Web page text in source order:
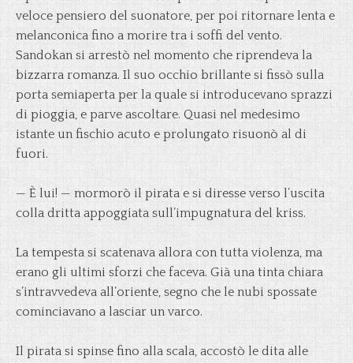
veloce pensiero del suonatore, per poi ritornare lenta e
melanconica fino a morire tra i soffi del vento.
Sandokan si arrestò nel momento che riprendeva la
bizzarra romanza. Il suo occhio brillante si fissò sulla
porta semiaperta per la quale si introducevano sprazzi
di pioggia, e parve ascoltare. Quasi nel medesimo
istante un fischio acuto e prolungato risuonò al di
fuori.
— È lui! — mormorò il pirata e si diresse verso l’uscita
colla dritta appoggiata sull’impugnatura del kriss.
La tempesta si scatenava allora con tutta violenza, ma
erano gli ultimi sforzi che faceva. Già una tinta chiara
s’intravvedeva all’oriente, segno che le nubi spossate
cominciavano a lasciar un varco.
Il pirata si spinse fino alla scala, accostò le dita alle